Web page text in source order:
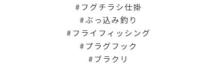
フグチラシ仕掛
ぶっ込み釣り
フライフィッシング
プラグフック
ブラクリ